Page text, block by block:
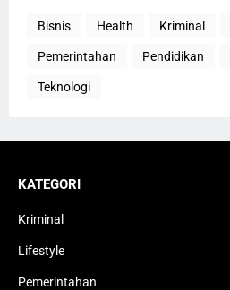
Bisnis Health Kriminal
Pemerintahan Pendidikan
Teknologi
KATEGORI
Kriminal
Lifestyle
Pemerintahan